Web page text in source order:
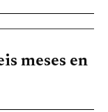
meses en